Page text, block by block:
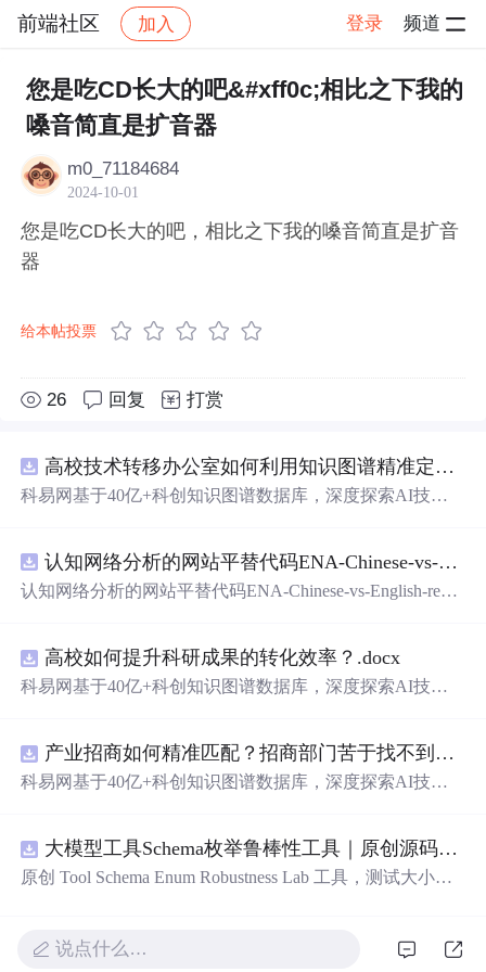
前端社区 加入 登录 频道
社区 前端社区 感慨 帖子详情
您是吃CD长大的吧&#xff0c;相比之下我的
嗓音简直是扩音器
m0_71184684
2024-10-01
您是吃CD长大的吧，相比之下我的嗓音简直是扩音
器
给本帖投票
26 回复 打赏
高校技术转移办公室如何利用知识图谱精准定位产业需求与技术适配点？.docx
科易网基于40亿+科创知识图谱数据库，深度探索AI技术
新领域的AI+数智化解决方案，推动科技创新与产业创新
智能化发展。
认知网络分析的网站平替代码ENA-Chinese-vs-English-reproducible.zip
认知网络分析的网站平替代码ENA-Chinese-vs-English-repro
高校如何提升科研成果的转化效率？.docx
科易网基于40亿+科创知识图谱数据库，深度探索AI技术
新领域的AI+数智化解决方案，推动科技创新与产业创新
智能化发展。
产业招商如何精准匹配？招商部门苦于找不到符合产业链补链强链方向的目标企业怎么办？.docx
科易网基于40亿+科创知识图谱数据库，深度探索AI技术
新领域的AI+数智化解决方案，推动科技创新与产业创新
智能化发展。
大模型工具Schema枚举鲁棒性工具｜原创源码+测试+离线报告
原创 Tool Schema Enum Robustness Lab 工具，测试大小
可复现合成示例、离线 HTML/JSON/SVG 报告、1080×720
说点什么…